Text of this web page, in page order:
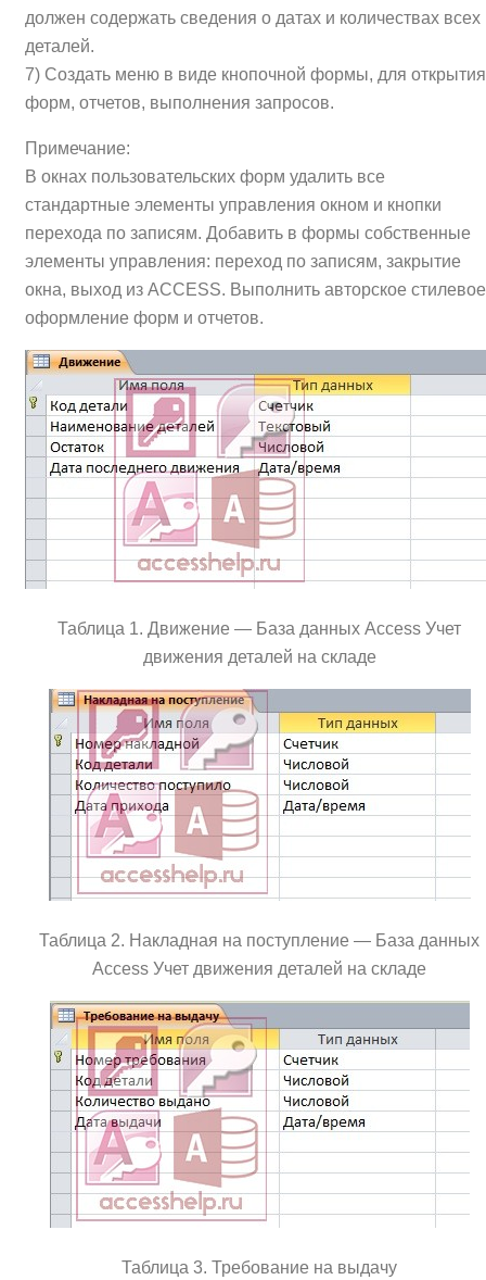
должен содержать сведения о датах и количествах всех
деталей.
7) Создать меню в виде кнопочной формы, для открытия
форм, отчетов, выполнения запросов.
Примечание:
В окнах пользовательских форм удалить все
стандартные элементы управления окном и кнопки
перехода по записям. Добавить в формы собственные
элементы управления: переход по записям, закрытие
окна, выход из ACCESS. Выполнить авторское стилевое
оформление форм и отчетов.
Таблица 1. Движение — База данных Access Учет
движения деталей на складе
Таблица 2. Накладная на поступление — База данных
Access Учет движения деталей на складе
Таблица 3. Требование на выдачу